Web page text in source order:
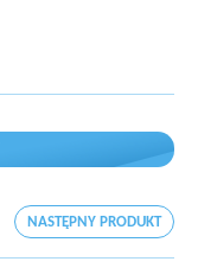
NASTĘPNY PRODUKT